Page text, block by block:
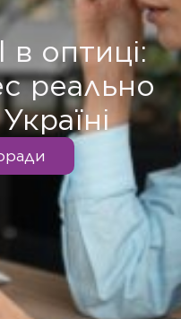
в оптиці:
реально